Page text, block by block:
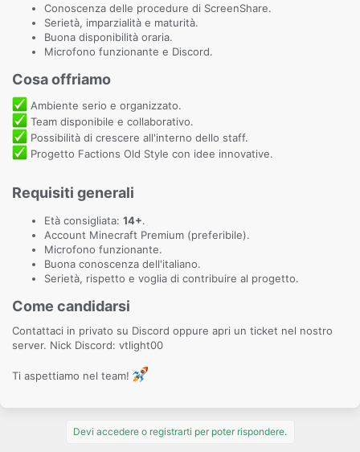
Conoscenza delle procedure di ScreenShare.
Serietà, imparzialità e maturità.
Buona disponibilità oraria.
Microfono funzionante e Discord.
Cosa offriamo​
Ambiente serio e organizzato.
Team disponibile e collaborativo.
Possibilità di crescere all'interno dello staff.
Progetto Factions Old Style con idee innovative.
Requisiti generali​
Età consigliata: 14+.
Account Minecraft Premium (preferibile).
Microfono funzionante.
Buona conoscenza dell'italiano.
Serietà, rispetto e voglia di contribuire al progetto.
Come candidarsi​
Contattaci in privato su Discord oppure apri un ticket nel nostro
server. Nick Discord: vtlight00
Ti aspettiamo nel team!
Devi accedere o registrarti per poter rispondere.